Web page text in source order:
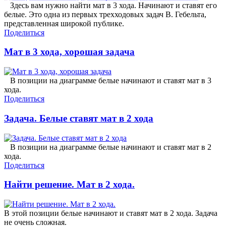
Здесь вам нужно найти мат в 3 хода. Начинают и ставят его
белые. Это одна из первых трехходовых задач В. Гебельта,
представленная широкой публике.
Поделиться
Мат в 3 хода, хорошая задача
В позиции на диаграмме белые начинают и ставят мат в 3
хода.
Поделиться
Задача. Белые ставят мат в 2 хода
В позиции на диаграмме белые начинают и ставят мат в 2
хода.
Поделиться
Найти решение. Мат в 2 хода.
В этой позиции белые начинают и ставят мат в 2 хода. Задача
не очень сложная.